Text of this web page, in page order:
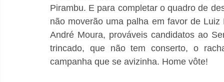
Pirambu. E para completar o quadro de
não moverão uma palha em favor de
André Moura, prováveis candidatos ao
trincado, que não tem conserto, o
campanha que se avizinha. Home vôte!